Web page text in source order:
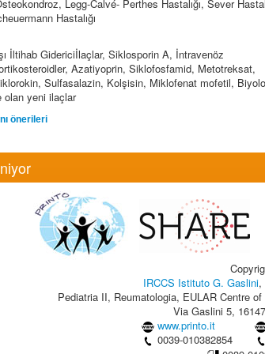
Legg-Calvé- Perthes Hastalığı, Sever
Hastalığı
İltihab Gidericiİlaçlar, Siklosporin A, İntravenöz
Azatiyoprin, Siklofosfamid, Metotreksat,
Sulfasalazin, Kolşisin, Miklofenat mofetil,
olan yeni ilaçlar
önerileri
IRCCS Istituto G. Gaslini,
Pediatria II, Reumatologia, EULAR Centre
Via Gaslini 5,
www.printo.it
0039-010382854